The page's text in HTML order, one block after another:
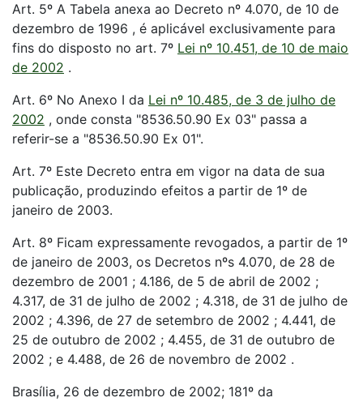
Art. 5º A Tabela anexa ao Decreto nº 4.070, de 10 de
dezembro de 1996 , é aplicável exclusivamente para
fins do disposto no art. 7º Lei nº 10.451, de 10 de maio
de 2002 .
Art. 6º No Anexo I da Lei nº 10.485, de 3 de julho de
2002 , onde consta "8536.50.90 Ex 03" passa a
referir-se a "8536.50.90 Ex 01".
Art. 7º Este Decreto entra em vigor na data de sua
publicação, produzindo efeitos a partir de 1º de
janeiro de 2003.
Art. 8º Ficam expressamente revogados, a partir de 1º
de janeiro de 2003, os Decretos nºs 4.070, de 28 de
dezembro de 2001 ; 4.186, de 5 de abril de 2002 ;
4.317, de 31 de julho de 2002 ; 4.318, de 31 de julho de
2002 ; 4.396, de 27 de setembro de 2002 ; 4.441, de
25 de outubro de 2002 ; 4.455, de 31 de outubro de
2002 ; e 4.488, de 26 de novembro de 2002 .
Brasília, 26 de dezembro de 2002; 181º da